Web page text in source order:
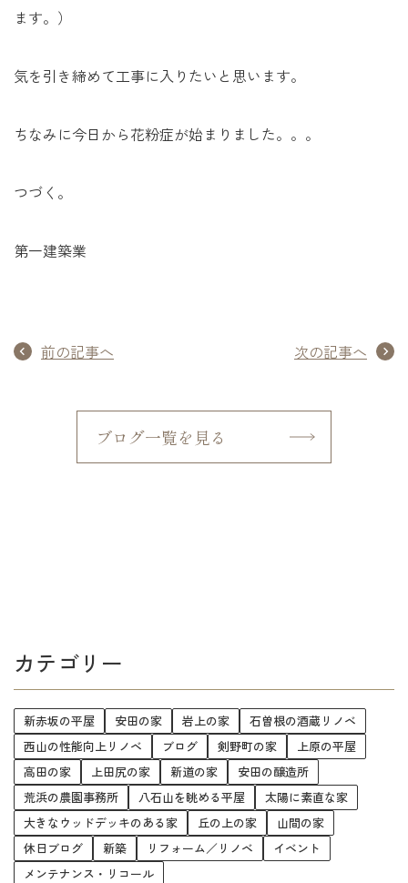
ます。）
気を引き締めて工事に入りたいと思います。
ちなみに今日から花粉症が始まりました。。。
つづく。
第一建築業
前の記事へ 次の記事へ
ブログ一覧を見る
カテゴリー
新赤坂の平屋 安田の家 岩上の家
石曽根の酒蔵リノベ
西山の性能向上リノベ
ブログ 剣野町の家
上原の平屋
高田の家
上田尻の家 新道の家
安田の醸造所
荒浜の農園事務所
八石山を眺める平屋
太陽に素直な家
大きなウッドデッキのある家
丘の上の家
山間の家
休日ブログ
新築 リフォーム／リノベ
イベント
メンテナンス・リコール